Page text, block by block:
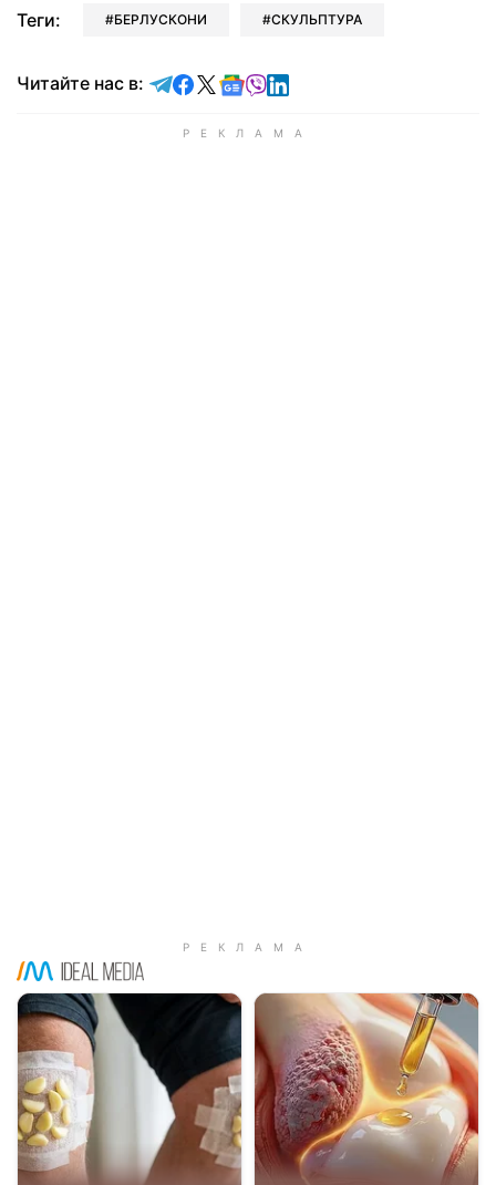
Теги: БЕРЛУСКОНИ СКУЛЬПТУРА
Читайте нас в: Читайте в Telegram
Читайте в Facebook
Читайте в X
Читайте в Google news
Читайте в Viber
Читайте в LinkedIn